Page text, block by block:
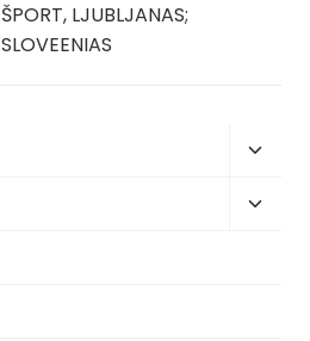
ŠPORT, LJUBLJANAS;
SLOVEENIAS
menu